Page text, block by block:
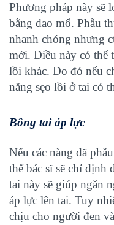
Phương pháp này sẽ
bằng dao mổ. Phẫu
nhanh chóng nhưng
mới. Điều này có thể
lồi khác. Do đó nếu
năng sẹo lồi ở tai có
Bông tai áp lực
Nếu các nàng đã
thể bác sĩ sẽ chỉ định
tai này sẽ giúp ngăn
áp lực lên tai. Tuy
chịu cho người đen